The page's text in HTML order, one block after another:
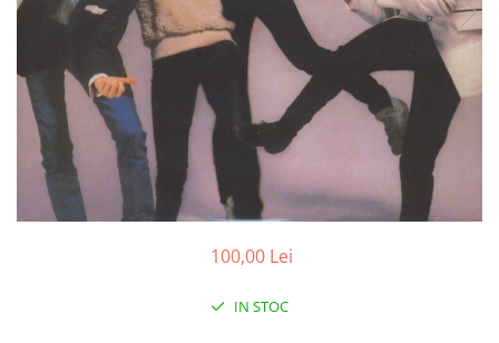
Viniluri Românești
Colecția Electrecord
100,00 Lei
IN STOC